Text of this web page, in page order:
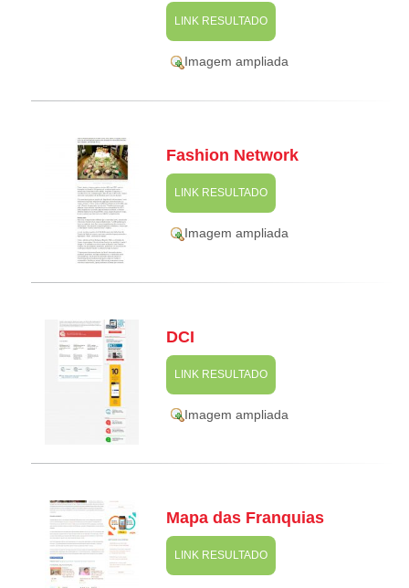
LINK RESULTADO
Imagem ampliada
Fashion Network
LINK RESULTADO
Imagem ampliada
DCI
LINK RESULTADO
Imagem ampliada
Mapa das Franquias
LINK RESULTADO